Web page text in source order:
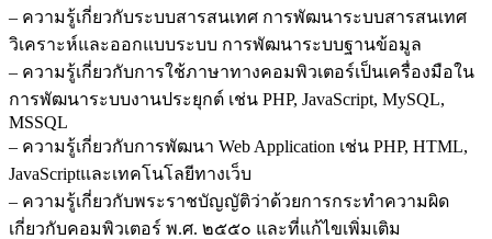
– ความรู้เกี่ยวกับระบบสารสนเทศ การพัฒนาระบบสารสนเทศ
วิเคราะห์และออกแบบระบบ การพัฒนาระบบฐานข้อมูล
– ความรู้เกี่ยวกับการใช้ภาษาทางคอมพิวเตอร์เป็นเครื่องมือใน
การพัฒนาระบบงานประยุกต์ เช่น PHP, JavaScript, MySQL,
MSSQL
– ความรู้เกี่ยวกับการพัฒนา Web Application เช่น PHP, HTML,
JavaScriptและเทคโนโลยีทางเว็บ
– ความรู้เกี่ยวกับพระราชบัญญัติว่าด้วยการกระทำความผิด
เกี่ยวกับคอมพิวเตอร์ พ.ศ. ๒๕๕๐ และที่แก้ไขเพิ่มเติม